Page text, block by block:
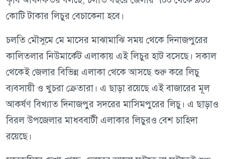
কোটি টাকার লিচুর বেচাকেনা হবে।
চলতি মৌসুমে মে মাসের মাঝামাঝি সময় থেকে দিনাজপুরের
কালিতলার নিউমার্কেট এলাকায় এই লিচুর হাট বসেছে। সকাল
থেকেই জেলার বিভিন্ন এলাকা থেকে আসছে শুরু করে লিচু
ব্যবসায়ী ও খুচরা ক্রেতারা। এ ছাড়া রয়েছে এই বাজারের মূল
আকর্ষণ বিখ্যাত দিনাজপুর সদরের মাসিমপুরের লিচু। এ ছাড়াও
বিরল উপজেলার মাধববাটী এলাকার লিচুরও বেশ চাহিদা
রয়েছে।